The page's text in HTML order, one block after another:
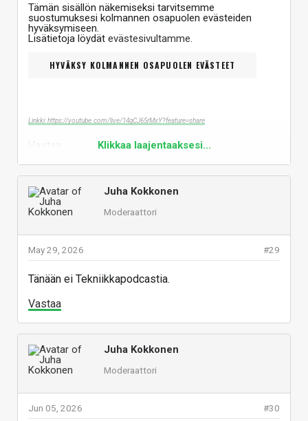
Tämän sisällön näkemiseksi tarvitsemme
suostumuksesi kolmannen osapuolen evästeiden
hyväksymiseen.
Lisätietoja löydät evästesivultamme
HYVÄKSY KOLMANNEN OSAPUOLEN EVÄSTEET
Linkki: https://youtube.com/live/14gCJ65rMxY?feature=share
Klikkaa laajentaaksesi...
Juha Kokkonen
Moderaattori
#29
May 29, 2026
Tänään ei Tekniikkapodcastia.
Vastaa
Juha Kokkonen
Moderaattori
#30
Jun 05, 2026